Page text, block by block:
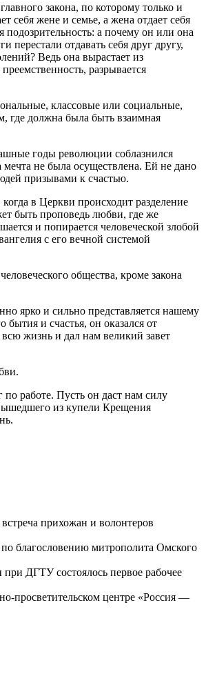
закона, по которому только и
себя жене и семье, а жена отдает себя
подозрительность: а почему он или она
отдавать себя друг другу,
Ведь она вырастает из
разрывается
классовые или социальные,
где должна была быть взаимная
годы революции соблазнился
не была осуществлена. Ей не дано
призывами к счастью.
в Церкви происходит разделение
быть проповедь любви, где же
и попирается человеческой злобой
с его вечной системой
общества, кроме закона
ярко и сильно представляется нашему
и счастья, он оказался от
жизнь и дал нам великий завет
работе. Пусть он даст нам силу
из купели Крещения
прихожан и волонтеров
благословению митрополита Омского
ДГТУ состоялось первое рабочее
просветительском центре «Россия —